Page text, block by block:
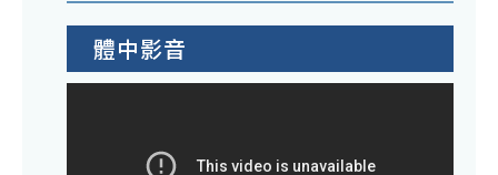
體中影音